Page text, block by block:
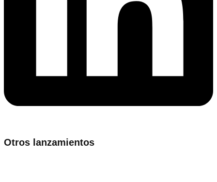
Otros lanzamientos